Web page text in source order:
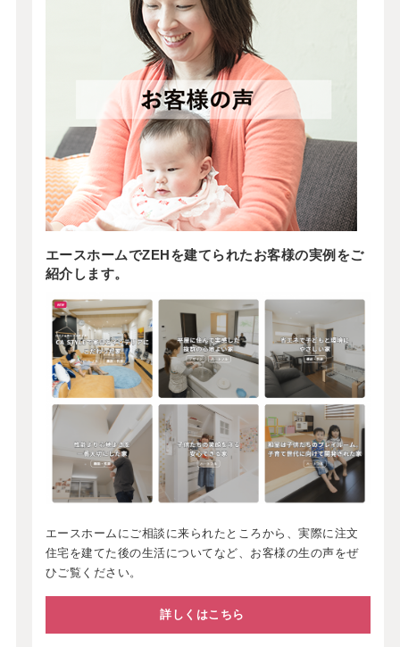
エースホームでZEHを建てられたお客様の実例をご
紹介します。
エースホームにご相談に来られたところから、実際に注文
住宅を建てた後の生活についてなど、お客様の生の声をぜ
ひご覧ください。
詳しくはこちら